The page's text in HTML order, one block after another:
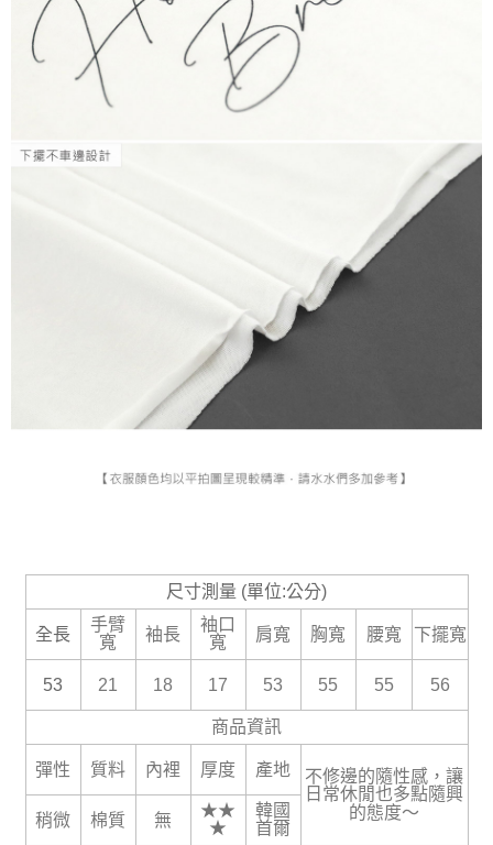
尺寸測量 (單位:公分)
全長
手臂
寬
袖長
袖口
寬
肩寬 胸寬 腰寬 下擺寬
53 21 18 17 53 55 55 56
商品資訊
彈性 質料 內裡 厚度 產地
不修邊的隨性感，讓
日常休閒也多點隨興
的態度～
稍微 棉質 無
★★
★
韓國
首爾